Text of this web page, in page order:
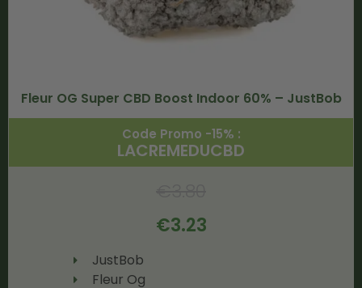
Fleur OG Super CBD Boost Indoor 60% – JustBob
Code Promo -15% :
LACREMEDUCBD
€3.23
JustBob
Fleur Og